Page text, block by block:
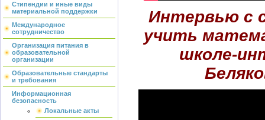
Стипендии и иные виды
материальной поддержки
Международное
сотрудничество
Организация питания в
образовательной
организации
Образовательные стандарты
и требования
Информационная
безопасность
Локальные акты
Интервью с
учить
школе-